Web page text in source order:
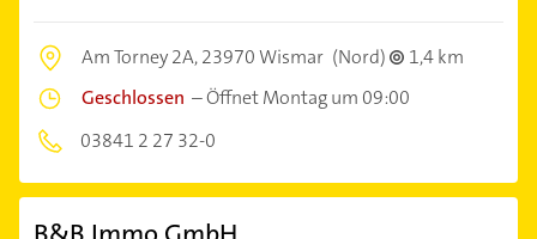
Am Torney 2A,23970 Wismar (Nord)
1,4 km
Geschlossen –Öffnet Montag um 09:00
03841 2 27 32-0